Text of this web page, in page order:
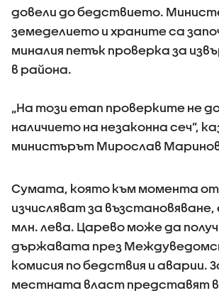
довели до бедствието.
земеделието и храните са
миналия петък проверка за
в района.
„На този етап проверките не
наличието на незаконна сеч”,
министърът Мирослав
Сумата, която към момента
изчисляват за възстановяване,
млн. лева. Царево може да
държавата през
комисия по бедствия и аварии.
местната власт представят